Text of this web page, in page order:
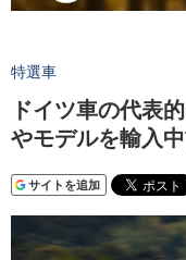
特選車
ドイツ車の代表
やモデルを輸入
サイトを追加